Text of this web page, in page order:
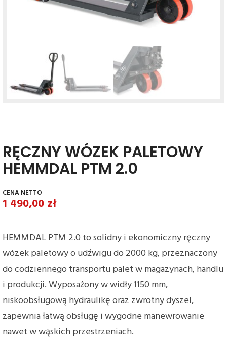
RĘCZNY WÓZEK PALETOWY
HEMMDAL PTM 2.0
1 490,00 zł
HEMMDAL PTM 2.0 to solidny i ekonomiczny ręczny
wózek paletowy o udźwigu do 2000 kg, przeznaczony
do codziennego transportu palet w magazynach, handlu
i produkcji. Wyposażony w widły 1150 mm,
niskoobsługową hydraulikę oraz zwrotny dyszel,
zapewnia łatwą obsługę i wygodne manewrowanie
nawet w wąskich przestrzeniach.